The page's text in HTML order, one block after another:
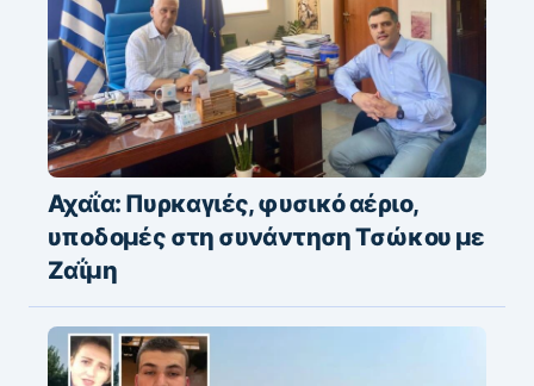
Αχαΐα: Πυρκαγιές, φυσικό αέριο,
υποδομές στη συνάντηση Τσώκου με
Ζαΐμη